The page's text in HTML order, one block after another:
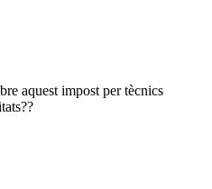
aquest impost per tècnics